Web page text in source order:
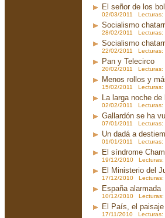
El señor de los
02/03/2011 Lecturas:
Socialismo
28/02/2011 Lecturas:
Socialismo
22/02/2011 Lecturas:
Pan y Telecirco
20/02/2011 Lecturas:
Menos rollos y
15/02/2011 Lecturas:
La larga noche
02/02/2011 Lecturas:
Gallardón se ha
07/01/2011 Lecturas:
Un dadá a
01/01/2011 Lecturas:
El síndrome
19/12/2010 Lecturas:
El Ministerio del
17/12/2010 Lecturas:
España alarmada
10/12/2010 Lecturas:
El País, el
17/11/2010 Lecturas: